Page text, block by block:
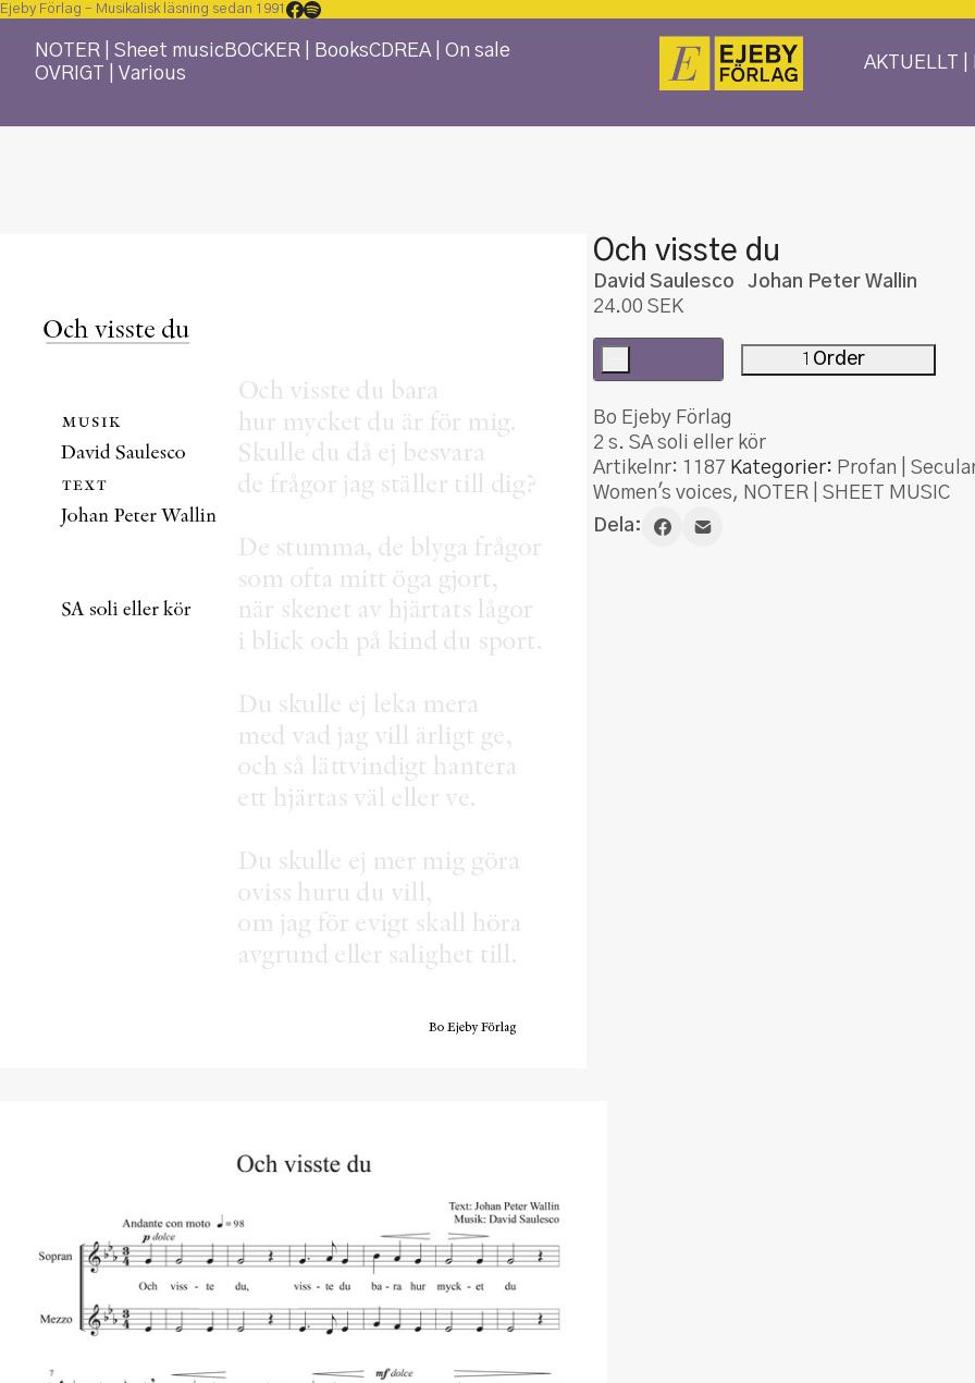
Ejeby Förlag – Musikalisk läsning sedan 1991
NOTER | Sheet musicBÖCKER | BooksCD REA | On sale
ÖVRIGT | Various
AKTUELLT |
Och visste du
David Saulesco Johan Peter Wallin
24.00SEK
Och
du
mängd
Order
Bo Ejeby Förlag
2 s. SA soli eller kör
Artikelnr: 1187 Kategorier: Profan |
Women's voices, NOTER | SHEET MUSIC
Dela: